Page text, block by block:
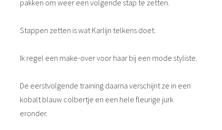
pakken om weer een volgende stap te zetten.
Stappen zetten is wat Karlijn telkens doet.
Ik regel een make-over voor haar bij een mode styliste.
De eerstvolgende training daarna verschijnt ze in een
kobalt blauw colbertje en een hele fleurige jurk
eronder.